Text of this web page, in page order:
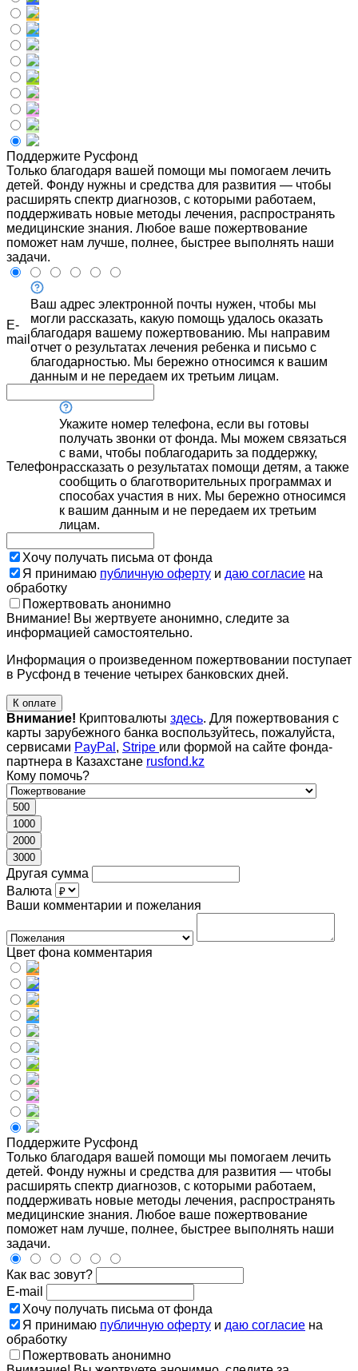
Поддержите Русфонд
Только благодаря вашей помощи мы помогаем лечить
детей. Фонду нужны и средства для развития — чтобы
расширять спектр диагнозов, с которыми работаем,
поддерживать новые методы лечения, распространять
медицинские знания. Любое ваше пожертвование
поможет нам лучше, полнее, быстрее выполнять наши
задачи.
E-
mail
Ваш адрес электронной почты нужен, чтобы мы
могли рассказать, какую помощь удалось оказать
благодаря вашему пожертвованию. Мы направим
отчет о результатах лечения ребенка и письмо с
благодарностью. Мы бережно относимся к вашим
данным и не передаем их третьим лицам.
Телефон
Укажите номер телефона, если вы готовы
получать звонки от фонда. Мы можем связаться
с вами, чтобы поблагодарить за поддержку,
рассказать о результатах помощи детям, а также
сообщить о благотворительных программах и
способах участия в них. Мы бережно относимся
к вашим данным и не передаем их третьим
лицам.
Хочу получать письма от фонда
Я принимаю публичную оферту и даю согласие на
обработку
Пожертвовать анонимно
Внимание! Вы жертвуете анонимно, следите за
информацией самостоятельно.
Информация о произведенном пожертвовании поступает
в Русфонд в течение четырех банковских дней.
К оплате
Внимание! Криптовалюты здесь. Для пожертвования с
карты зарубежного банка воспользуйтесь, пожалуйста,
сервисами PayPal , Stripe или формой на сайте фонда-
партнера в Казахстане rusfond.kz
Кому помочь?
500
1000
2000
3000
Другая сумма
Валюта
Ваши комментарии и пожелания
Цвет фона комментария
Поддержите Русфонд
Только благодаря вашей помощи мы помогаем лечить
детей. Фонду нужны и средства для развития — чтобы
расширять спектр диагнозов, с которыми работаем,
поддерживать новые методы лечения, распространять
медицинские знания. Любое ваше пожертвование
поможет нам лучше, полнее, быстрее выполнять наши
задачи.
Как вас зовут?
E-mail
Хочу получать письма от фонда
Я принимаю публичную оферту и даю согласие на
обработку
Пожертвовать анонимно